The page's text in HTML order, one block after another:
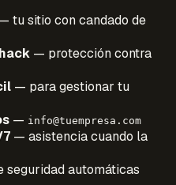
tu sitio con candado de
— protección contra
— para gestionar tu
— info@tuempresa.com
— asistencia cuando la
seguridad automáticas